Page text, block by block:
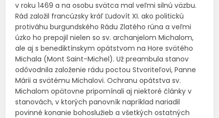
v roku 1469 a na osobu svätca mal veľmi silnú väzbu.
Rád založil francúzsky kráľ Ľudovít XI. ako politickú
protiváhu burgundského Rádu Zlatého rúna a veľmi
úzko ho prepojil nielen so sv. archanjelom Michalom,
ale aj s benediktínskym opátstvom na Hore svätého
Michala (Mont Saint-Michel). Už preambula stanov
odôvodnila založenie rádu poctou Stvoriteľovi, Panne
Márii a svätému Michalovi. Ochranu opátstva sv.
Michalom opätovne pripomínali aj niektoré články v
stanovách, v ktorých panovník napríklad nariadil
povinné konanie bohoslužieb a všetkých ostatných